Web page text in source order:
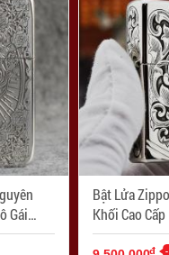
Gái
Bản
Bật Lửa
Khối Cao
Bản Chém
đ